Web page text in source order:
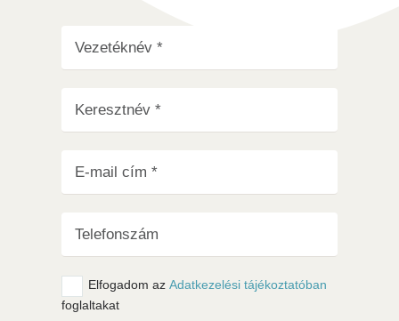
Elfogadom az Adatkezelési tájékoztatóban
foglaltakat